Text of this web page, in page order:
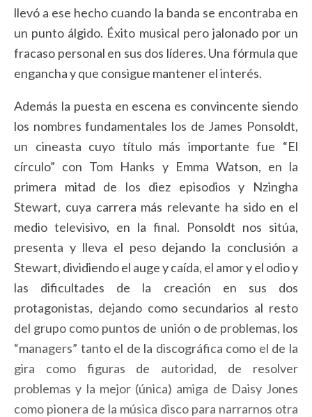
llevó a ese hecho cuando la banda se encontraba en
un punto álgido. Éxito musical pero jalonado por un
fracaso personal en sus dos líderes. Una fórmula que
engancha y que consigue mantener el interés.
Además la puesta en escena es convincente siendo
los nombres fundamentales los de James Ponsoldt,
un cineasta cuyo título más importante fue “El
círculo” con Tom Hanks y Emma Watson, en la
primera mitad de los diez episodios y Nzingha
Stewart, cuya carrera más relevante ha sido en el
medio televisivo, en la final. Ponsoldt nos sitúa,
presenta y lleva el peso dejando la conclusión a
Stewart, dividiendo el auge y caída, el amor y el odio y
las dificultades de la creación en sus dos
protagonistas, dejando como secundarios al resto
del grupo como puntos de unión o de problemas, los
“managers” tanto el de la discográfica como el de la
gira como figuras de autoridad, de resolver
problemas y la mejor (única) amiga de Daisy Jones
como pionera de la música disco para narrarnos otra